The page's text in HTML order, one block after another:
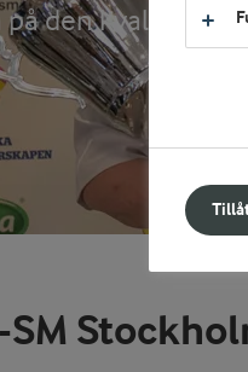
på den kvalitet